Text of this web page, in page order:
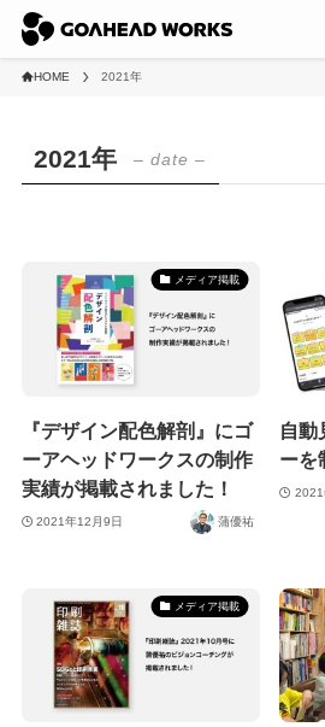
HOME 2021年
2021年 – date –
メディア掲載
『デザイン配色解剖』にゴ
ーアヘッドワークスの制作
実績が掲載されました！
2021年12月9日 蒲優祐
自動
ーを
2021
メディア掲載